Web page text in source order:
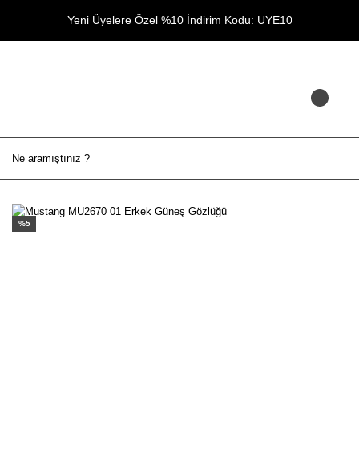
Yeni Üyelere Özel %10 İndirim Kodu: UYE10
%5